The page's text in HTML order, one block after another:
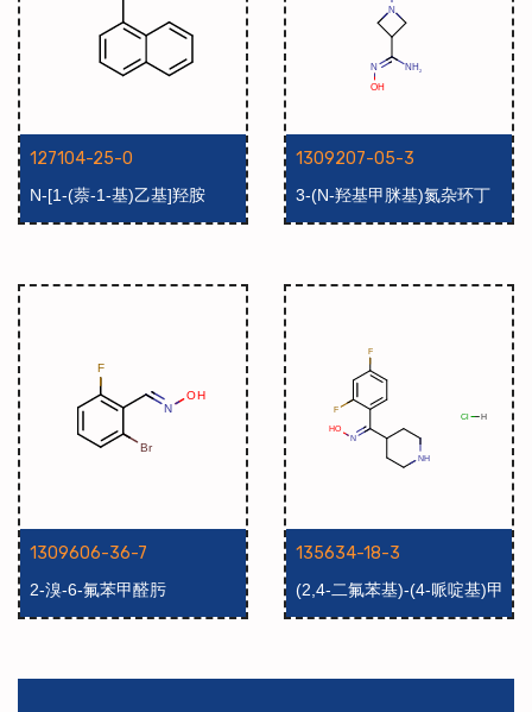
127104-25-0
N-[1-(萘-1-基)乙基]羟胺
1309207-05-3
3-(N-羟基甲脒基)氮杂环丁
烷-1-羧酸叔丁酯
1309606-36-7
2-溴-6-氟苯甲醛肟
135634-18-3
(2,4-二氟苯基)-(4-哌啶基)甲
酮肟盐酸盐